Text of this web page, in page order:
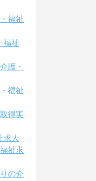
福祉
福祉
護・
福祉
得実
求人
祉求
の介